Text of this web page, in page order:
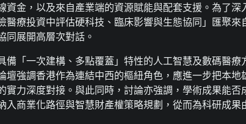
金，以及來自產業端的資源賦能與配套支援。為了深
療投資中評估硬科技、臨床影響與生態協同」匯聚來
同展開高層次對話。
「一次建構、多點覆蓋」特性的人工智慧及數碼醫療
強調香港作為連結中西的樞紐角色，應進一步把本地
力深度對接。與此同時，討論亦強調，學術成果能否
商業化路徑與智慧財產權策略規劃，從而為科研成果